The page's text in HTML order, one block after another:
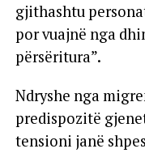
gjithashtu
por vuajnë nga
përsëritura”.
Ndryshe nga
predispozitë
tensioni janë